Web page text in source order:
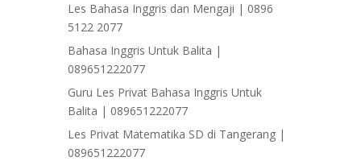
Les Bahasa Inggris dan Mengaji | 0896
5122 2077
Bahasa Inggris Untuk Balita |
089651222077
Guru Les Privat Bahasa Inggris Untuk
Balita | 089651222077
Les Privat Matematika SD di Tangerang |
089651222077